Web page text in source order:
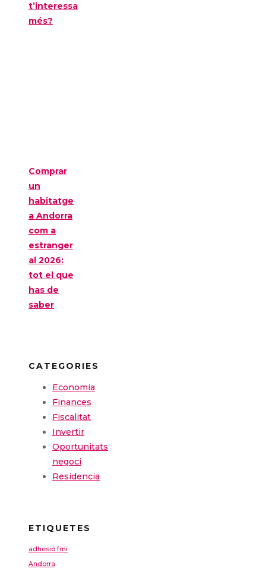
t’interessa
més?
Comprar
un
habitatge
a Andorra
com a
estranger
al 2026:
tot el que
has de
saber
CATEGORIES
Economia
Finances
Fiscalitat
Invertir
Oportunitats
negoci
Residencia
ETIQUETES
adhesió fmi
Andorra